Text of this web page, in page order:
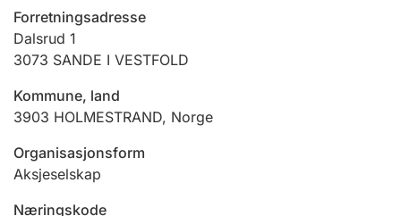
Jeger
Ektepaktveileder
Forretningsadresse
Dalsrud 1
3073 SANDE I VESTFOLD
Kommune, land
3903 HOLMESTRAND, Norge
Organisasjonsform
Aksjeselskap
Næringskode